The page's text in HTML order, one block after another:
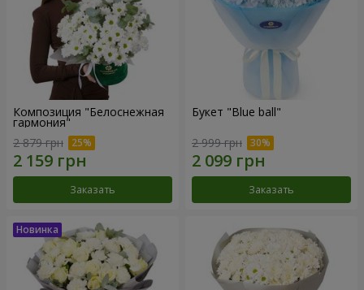
Композиция "Белоснежная
гармония"
2 879 грн
Заказать
Букет "Blue ball"
2 999 грн
Заказать